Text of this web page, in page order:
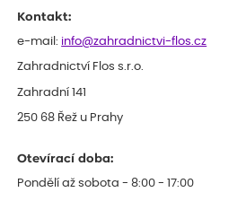
Kontakt:
e-mail: info@zahradnictvi-flos.cz
Zahradnictví Flos s.r.o.
Zahradní 141
250 68 Řež u Prahy
Otevírací doba:
Pondělí až sobota - 8:00 - 17:00